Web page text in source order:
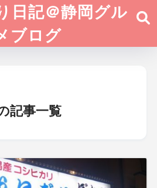
日記＠静岡グル
ブログ
記事一覧